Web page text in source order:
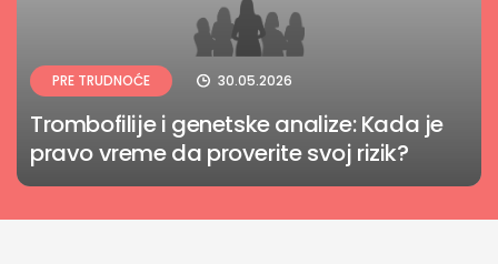
PRE TRUDNOĆE 30.05.2026
Trombofilije i genetske analize: Kada je
pravo vreme da proverite svoj rizik?